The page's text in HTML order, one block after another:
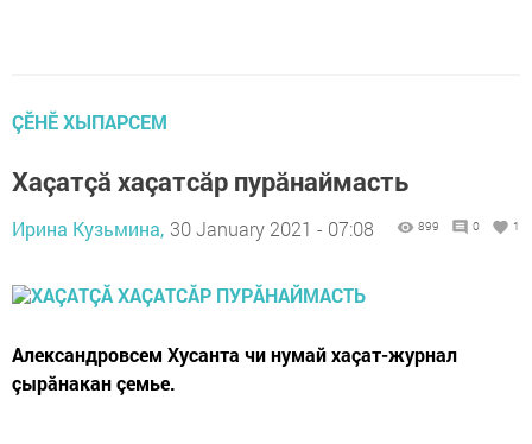
ÇӖНӖ ХЫПАРСЕМ
Хаçатçă хаçатсăр пурăнаймасть
Ирина Кузьмина, 30 January 2021 - 07:08 899 0 1
Александровсем Хусанта чи нумай хаçат-журнал
çырăнакан çемье.